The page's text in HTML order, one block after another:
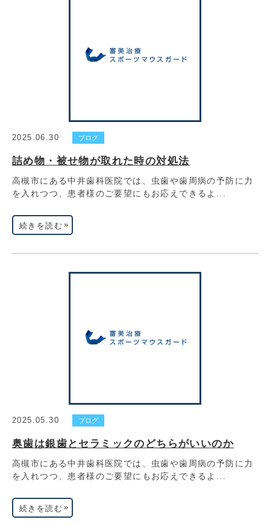
2025.06.30 ブログ
詰め物・被せ物が取れた時の対処法
高槻市にある中井歯科医院では、虫歯や歯周病の予防に力
を入れつつ、患者様のご要望にもお応えできるよ...
続きを読む »
2025.05.30 ブログ
奥歯は銀歯とセラミックのどちらがいいのか
高槻市にある中井歯科医院では、虫歯や歯周病の予防に力
を入れつつ、患者様のご要望にもお応えできるよ...
続きを読む »